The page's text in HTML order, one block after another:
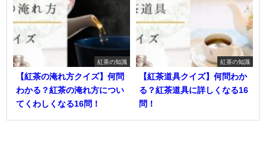
紅茶の知識
【紅茶の淹れ方クイズ】何問
わかる？紅茶の淹れ方につい
てくわしくなる16問！
紅茶の知識
【紅茶道具クイズ】何問わか
る？紅茶道具に詳しくなる16
問！